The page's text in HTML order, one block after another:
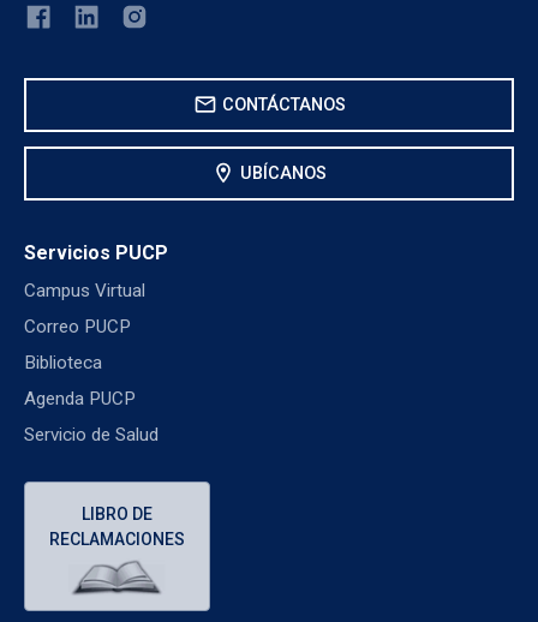
mail CONTÁCTANOS
location_on UBÍCANOS
Servicios PUCP
Campus Virtual
Correo PUCP
Biblioteca
Agenda PUCP
Servicio de Salud
LIBRO DE
RECLAMACIONES